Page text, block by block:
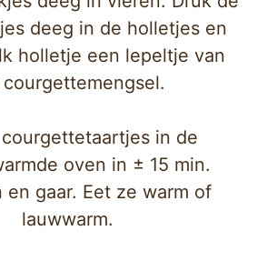
deeg in de holletjes en
holletje een lepeltje van
in de
oven in ± 15 min.
en gaar. Eet ze warm of
lauwwarm.